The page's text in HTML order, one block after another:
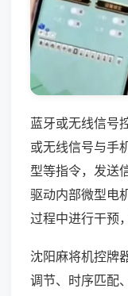
蓝牙或无线信号
或无线信号与手
型等指令，发送
驱动内部微型电
过程中进行干预
沈阳麻将机控牌
调节、时序匹配